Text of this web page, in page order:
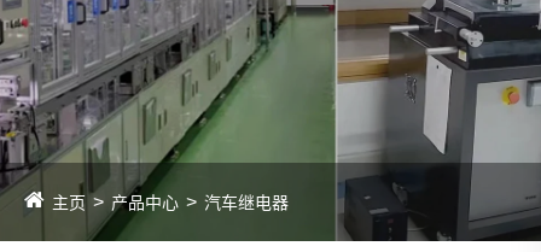
主页 产品中心 汽车继电器